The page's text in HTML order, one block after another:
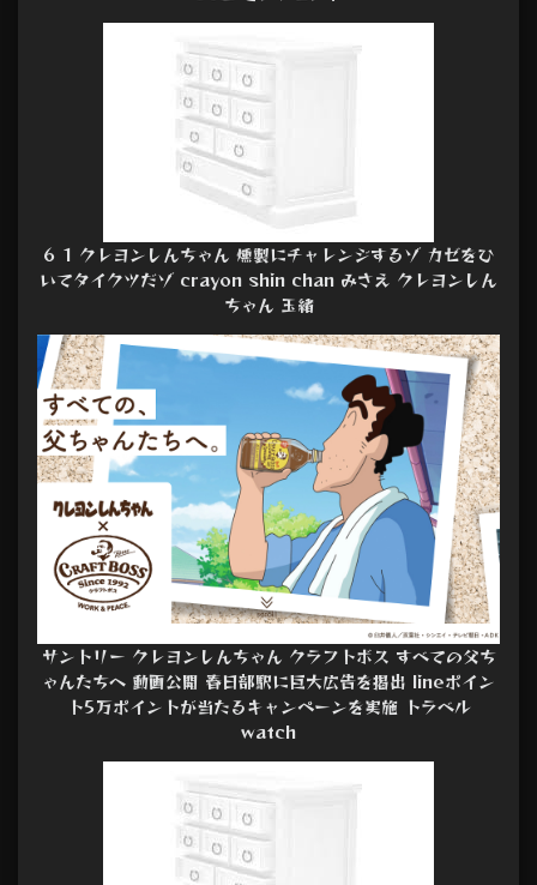
6 1 クレヨンしんちゃん 燻製にチャレンジするゾ カゼをひ
いてタイクツだゾ crayon shin chan みさえ クレヨンしん
ちゃん 玉緒
サントリー クレヨンしんちゃん クラフトボス すべての父ち
ゃんたちへ 動画公開 春日部駅に巨大広告を掲出 lineポイン
ト5万ポイントが当たるキャンペーンを実施 トラベル
watch